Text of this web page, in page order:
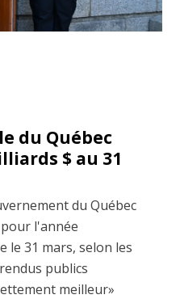
du Québec
$ au 31
du Québec
l'année
le 31 mars, selon les
publics
meilleur»